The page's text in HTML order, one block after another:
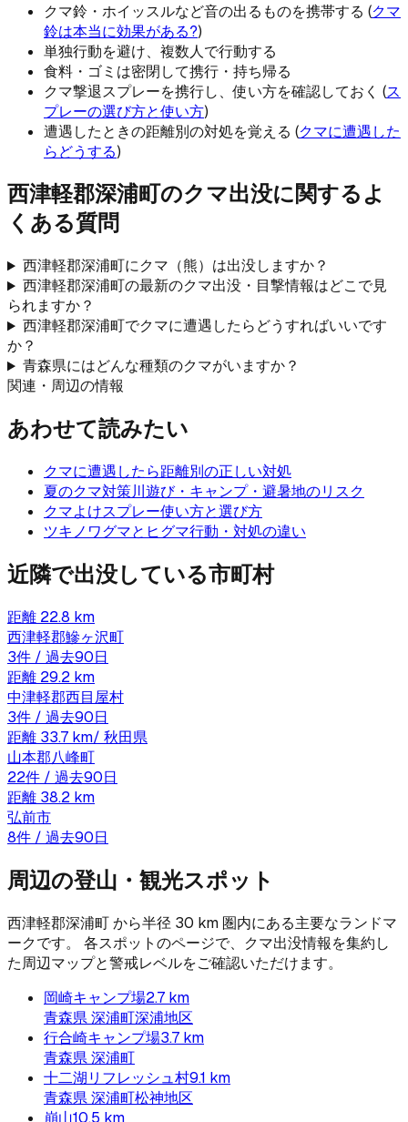
クマ鈴・ホイッスルなど音の出るものを携帯する (クマ
鈴は本当に効果がある?)
単独行動を避け、複数人で行動する
食料・ゴミは密閉して携行・持ち帰る
クマ撃退スプレーを携行し、使い方を確認しておく (ス
プレーの選び方と使い方)
遭遇したときの距離別の対処を覚える (クマに遭遇した
らどうする)
西津軽郡深浦町のクマ出没に関するよ
くある質問
西津軽郡深浦町にクマ（熊）は出没しますか？
西津軽郡深浦町の最新のクマ出没・目撃情報はどこで見
られますか？
西津軽郡深浦町でクマに遭遇したらどうすればいいです
か？
青森県にはどんな種類のクマがいますか？
関連・周辺の情報
あわせて読みたい
クマに遭遇したら距離別の正しい対処
夏のクマ対策川遊び・キャンプ・避暑地のリスク
クマよけスプレー使い方と選び方
ツキノワグマとヒグマ行動・対処の違い
近隣で出没している市町村
距離 22.8 km
西津軽郡鰺ヶ沢町
3件 / 過去90日
距離 29.2 km
中津軽郡西目屋村
3件 / 過去90日
距離 33.7 km/ 秋田県
山本郡八峰町
22件 / 過去90日
距離 38.2 km
弘前市
8件 / 過去90日
周辺の登山・観光スポット
西津軽郡深浦町から半径 30 km 圏内にある主要なランドマ
ークです。 各スポットのページで、クマ出没情報を集約し
た周辺マップと警戒レベルをご確認いただけます。
岡崎キャンプ場2.7 km
青森県深浦町深浦地区
行合崎キャンプ場3.7 km
青森県深浦町
十二湖リフレッシュ村9.1 km
青森県深浦町松神地区
崩山10.5 km